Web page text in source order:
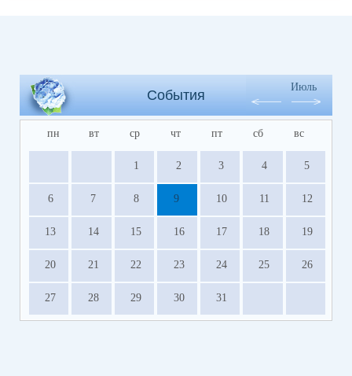
События
Июль
пн вт ср чт пт сб вс
1 2 3 4 5
6 7 8 9 10 11 12
13 14 15 16 17 18 19
20 21 22 23 24 25 26
27 28 29 30 31